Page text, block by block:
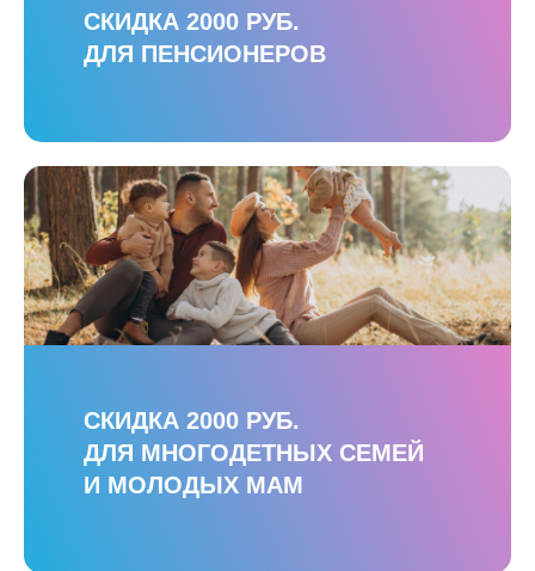
СКИДКА 2000 РУБ.
ДЛЯ ПЕНСИОНЕРОВ
СКИДКА 2000 РУБ.
ДЛЯ МНОГОДЕТНЫХ СЕМЕЙ
И МОЛОДЫХ МАМ